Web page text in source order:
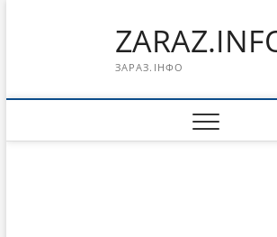
ЗАРАЗ.ІНФО